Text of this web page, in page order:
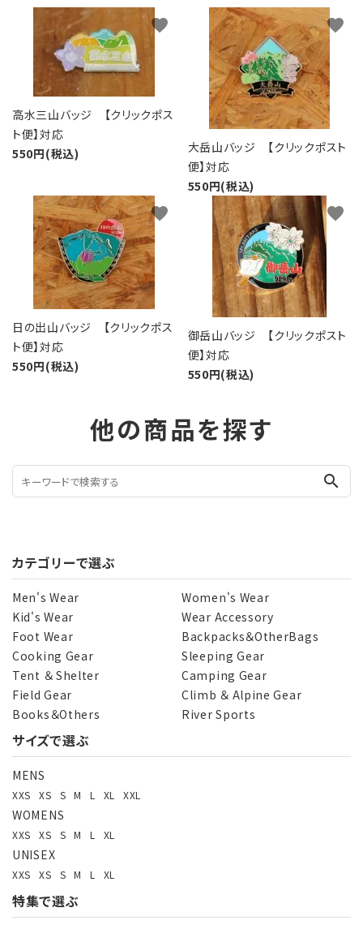
高水三山バッジ 【クリックポス
ト便】対応
550円(税込)
favorite
大岳山バッジ 【クリックポスト
便】対応
550円(税込)
favorite
日の出山バッジ 【クリックポス
ト便】対応
550円(税込)
favorite
御岳山バッジ 【クリックポスト
便】対応
550円(税込)
favorite
他の商品を探す
search
カテゴリーで選ぶ
Men's Wear
Women's Wear
Kid's Wear
Wear Accessory
Foot Wear
Backpacks＆OtherBags
Cooking Gear
Sleeping Gear
Tent ＆ Shelter
Camping Gear
Field Gear
Climb ＆ Alpine Gear
Books＆Others
River Sports
サイズで選ぶ
MENS
XXS XS S M L XL XXL
WOMENS
XXS XS S M L XL
UNISEX
XXS XS S M L XL
特集で選ぶ